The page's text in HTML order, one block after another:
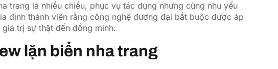
trang là nhiều chiều, phục vụ tác dụng nhưng cũng nhu yếu
đình thành viên rằng công nghệ đương đại bắt buộc được áp
trị sự thật đến đồng minh.
lặn biển nha trang